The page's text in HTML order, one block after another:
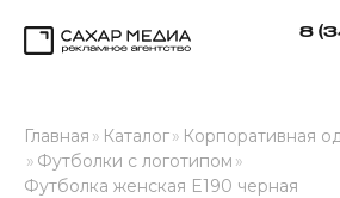
8
Главная » Каталог» Корпоративная
» Футболки с логотипом »
Футболка женская E190 черная